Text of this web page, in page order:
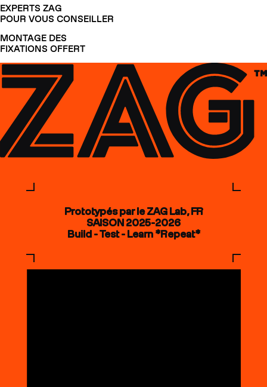
EXPERTS ZAG
POUR VOUS CONSEILLER
MONTAGE DES
FIXATIONS OFFERT
Prototypés par le ZAG Lab, FR
SAISON 2025-2026
Build - Test - Learn *Repeat*